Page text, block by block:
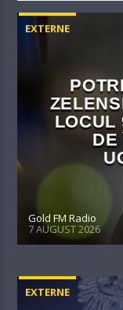
EXTERNE
LOCUL
DE
Gold FM Radio
7 AUGUST 2026
EXTERNE